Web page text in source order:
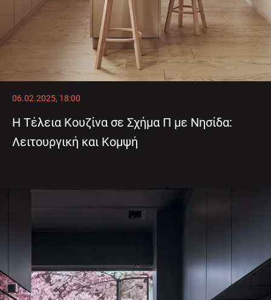
06.02.2025, 18:00
Η Τέλεια Κουζίνα σε Σχήμα Π με Νησίδα:
Λειτουργική και Κομψή